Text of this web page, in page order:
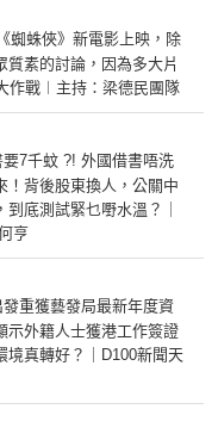
蜘蛛俠》新電影上映，除
素的討論，因為多大片
作戰︱主持：梁德民團隊
要7千蚊 ?! 外國借書唔洗
！背後股東換人，公關中
底測試緊乜嘢水溫？｜
亨
發重獲藝發局最新年度資
示外籍人士獲港工作簽證
境真轉好？｜D100新聞天